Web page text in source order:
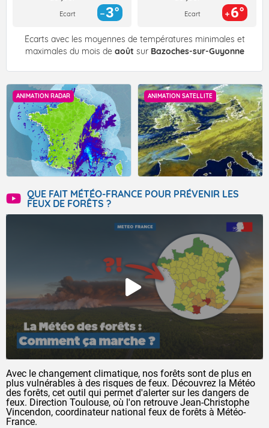
Ecart 3° Ecart 6°
Écarts avec les moyennes de températures minimales et
maximales du mois de août sur Bazoches-sur-Guyonne
ANIMATION RADAR ANIMATION SATELLITE
QUE FAIT MÉTÉO-FRANCE POUR PRÉVENIR LES
FEUX DE FORÊTS ?
Avec le changement climatique, nos forêts sont de plus en
plus vulnérables à des risques de feux. Découvrez la Météo
des forêts, cet outil qui permet d'alerter sur les dangers de
feux. Direction Toulouse, où l'on retrouve Jean-Christophe
Vincendon, coordinateur national feux de forêts à Météo-
France.